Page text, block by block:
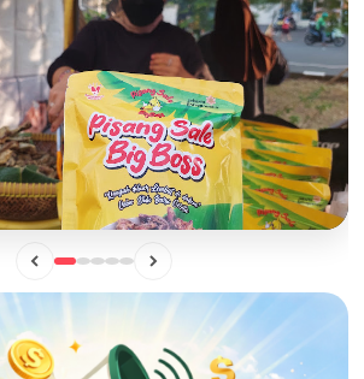
Peluang Usaha "Pisang Sale Big Boss",
Siap Naik Kelas